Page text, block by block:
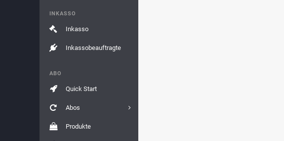
INKASSO
Inkasso
Inkassobeauftragte
ABO
Quick Start
Abos
Produkte